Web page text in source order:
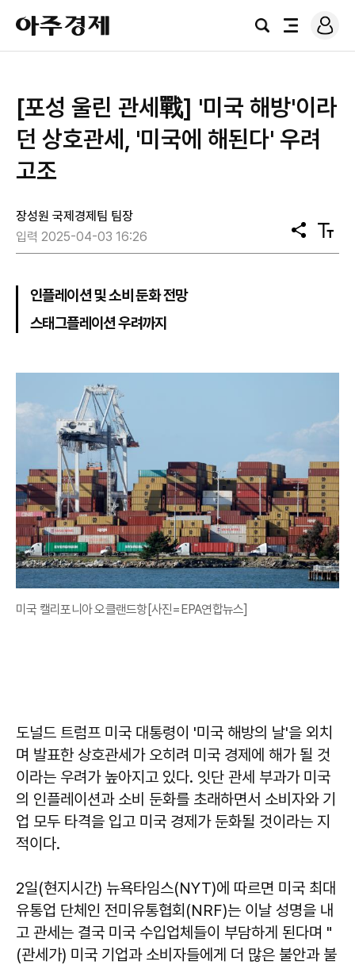
아
주
경
검
전
로
그
[포성 울린 관세戰] '미국 해방'이라
던 상호관세, '미국에 해된다' 우려
고조
장성원 국제경제팀 팀장
입력 2025-04-03 16:26
공
유
텍
스
인플레이션 및 소비 둔화 전망
스태그플레이션 우려까지
미국 캘리포니아 오클랜드항[사진=EPA연합뉴스]
도널드 트럼프 미국 대통령이 '미국 해방의 날'을 외치
며 발표한 상호관세가 오히려 미국 경제에 해가 될 것
이라는 우려가 높아지고 있다. 잇단 관세 부과가 미국
의 인플레이션과 소비 둔화를 초래하면서 소비자와 기
업 모두 타격을 입고 미국 경제가 둔화될 것이라는 지
적이다.
2일(현지시간) 뉴욕타임스(NYT)에 따르면 미국 최대
유통업 단체인 전미유통협회(NRF)는 이날 성명을 내
고 관세는 결국 미국 수입업체들이 부담하게 된다며 "
(관세가) 미국 기업과 소비자들에게 더 많은 불안과 불